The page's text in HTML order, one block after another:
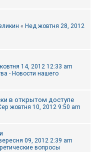
« Нед жовтня 28, 2012
14, 2012 12:33 am
- Новости нашего
в открытом доступе
жовтня 10, 2012 9:50 am
09, 2012 2:39 am
вопросы